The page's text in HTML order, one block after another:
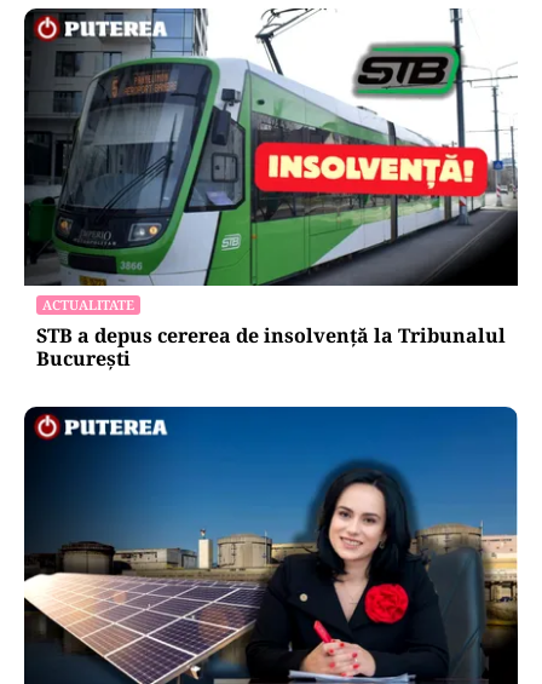
ACTUALITATE
STB a depus cererea de insolvență la Tribunalul
București